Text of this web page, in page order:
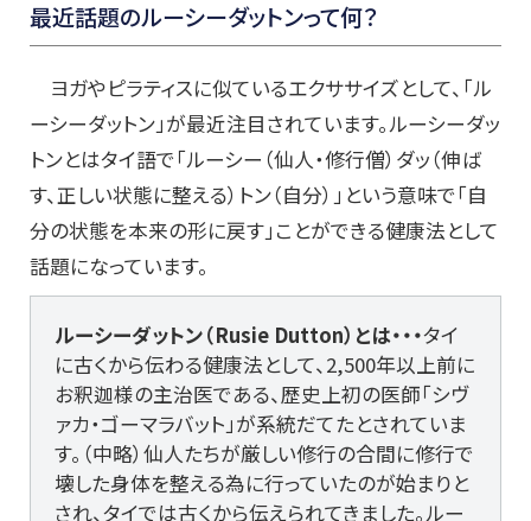
最近話題のルーシーダットンって何？
ヨガやピラティスに似ているエクササイズとして、「ル
ーシーダットン」が最近注目されています。ルーシーダッ
トンとはタイ語で「ルーシー（仙人・修行僧）ダッ（伸ば
す、正しい状態に整える）トン（自分）」という意味で「自
分の状態を本来の形に戻す」ことができる健康法として
話題になっています。
ルーシーダットン（Rusie Dutton）とは・・・タイ
に古くから伝わる健康法として、2,500年以上前に
お釈迦様の主治医である、歴史上初の医師「シヴ
ァカ・ゴーマラバット」が系統だてたとされていま
す。（中略）仙人たちが厳しい修行の合間に修行で
壊した身体を整える為に行っていたのが始まりと
され、タイでは古くから伝えられてきました。ルー